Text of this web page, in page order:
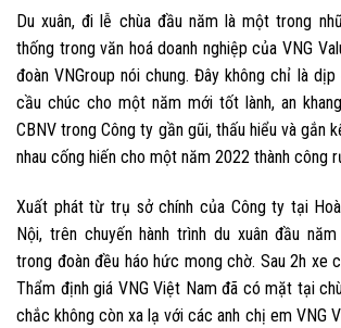
Du xuân, đi lễ chùa đầu năm là một trong
thống trong văn hoá doanh nghiệp của VNG
đoàn VNGroup nói chung. Đây không chỉ là
cầu chúc cho một năm mới tốt lành, an
CBNV trong Công ty gần gũi, thấu hiểu và gắn
nhau cống hiến cho một năm 2022 thành công
Xuất phát từ trụ sở chính của Công ty tại
Nội, trên chuyến hành trình du xuân đầu
trong đoàn đều háo hức mong chờ. Sau 2h xe
Thẩm định giá VNG Việt Nam đã có mặt tại
chắc không còn xa lạ với các anh chị em VNG